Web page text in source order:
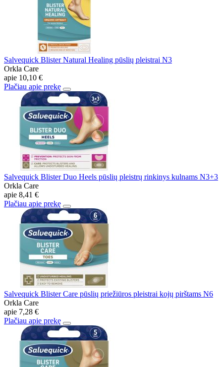
Salvequick Blister Natural Healing pūslių pleistrai N3
Orkla Care
apie 10,10 €
Plačiau apie prekę
Salvequick Blister Duo Heels pūslių pleistrų rinkinys kulnams N3+3
Orkla Care
apie 8,41 €
Plačiau apie prekę
Salvequick Blister Care pūslių priežiūros pleistrai kojų pirštams N6
Orkla Care
apie 7,28 €
Plačiau apie prekę